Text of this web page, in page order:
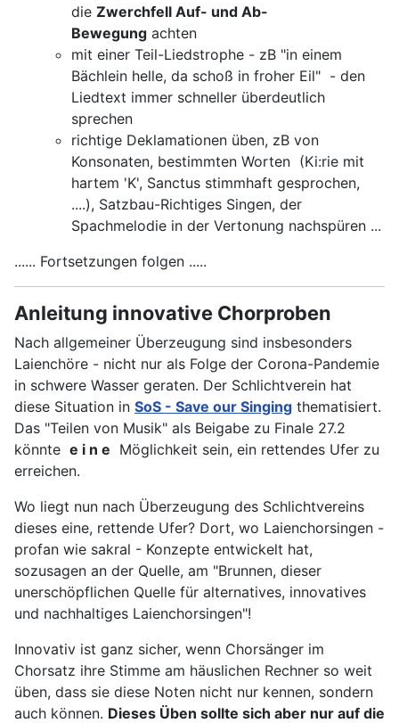
die Zwerchfell Auf- und Ab-
Bewegung achten
mit einer Teil-Liedstrophe - zB "in einem
Bächlein helle, da schoß in froher Eil" - den
Liedtext immer schneller überdeutlich
sprechen
richtige Deklamationen üben, zB von
Konsonaten, bestimmten Worten (Ki:rie mit
hartem 'K', Sanctus stimmhaft gesprochen,
....), Satzbau-Richtiges Singen, der
Spachmelodie in der Vertonung nachspüren ...
...... Fortsetzungen folgen .....
Anleitung innovative Chorproben
Nach allgemeiner Überzeugung sind insbesonders
Laienchöre - nicht nur als Folge der Corona-Pandemie
in schwere Wasser geraten. Der Schlichtverein hat
diese Situation in SoS - Save our Singing thematisiert.
Das "Teilen von Musik" als Beigabe zu Finale 27.2
könnte e i n e Möglichkeit sein, ein rettendes Ufer zu
erreichen.
Wo liegt nun nach Überzeugung des Schlichtvereins
dieses eine, rettende Ufer? Dort, wo Laienchorsingen -
profan wie sakral - Konzepte entwickelt hat,
sozusagen an der Quelle, am "Brunnen, dieser
unerschöpflichen Quelle für alternatives, innovatives
und nachhaltiges Laienchorsingen"!
Innovativ ist ganz sicher, wenn Chorsänger im
Chorsatz ihre Stimme am häuslichen Rechner so weit
üben, dass sie diese Noten nicht nur kennen, sondern
auch können. Dieses Üben sollte sich aber nur auf die